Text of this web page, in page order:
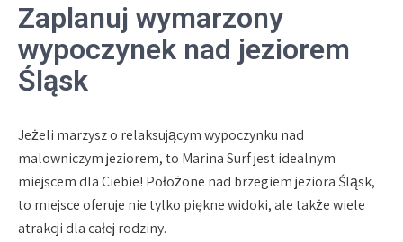
Zaplanuj wymarzony
wypoczynek nad jeziorem
Śląsk
Jeżeli marzysz o relaksującym wypoczynku nad
malowniczym jeziorem, to Marina Surf jest idealnym
miejscem dla Ciebie! Położone nad brzegiem jeziora Śląsk,
to miejsce oferuje nie tylko piękne widoki, ale także wiele
atrakcji dla całej rodziny.